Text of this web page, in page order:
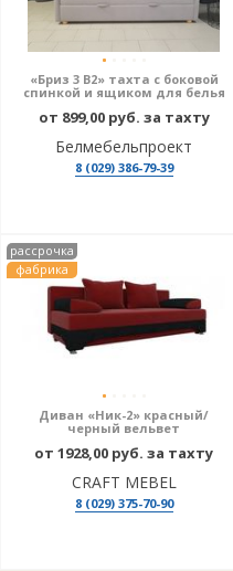
«Бриз 3 В2» тахта с боковой
спинкой и ящиком для белья
от 899,00 руб. за тахту
Белмебельпроект
8 (029) 386-79-39
рассрочка
фабрика
Диван «Ник-2» красный/
черный вельвет
от 1928,00 руб. за тахту
CRAFT MEBEL
8 (029) 375-70-90